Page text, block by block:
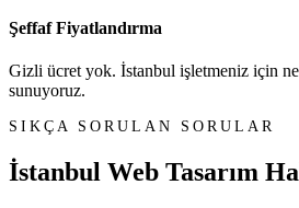
Şeffaf Fiyatlandırma
Gizli ücret yok. İstanbul işletmeniz için
sunuyoruz.
SIKÇA SORULAN SORULAR
İstanbul Web Tasarım